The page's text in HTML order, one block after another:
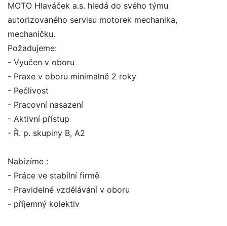
MOTO Hlaváček a.s. hledá do svého týmu
autorizovaného servisu motorek mechanika,
mechaničku.
Požadujeme:
- Vyučen v oboru
- Praxe v oboru minimálně 2 roky
- Pečlivost
- Pracovní nasazení
- Aktivní přístup
- Ř. p. skupiny B, A2
Nabízíme :
- Práce ve stabilní firmě
- Pravidelné vzdělávání v oboru
- příjemný kolektiv